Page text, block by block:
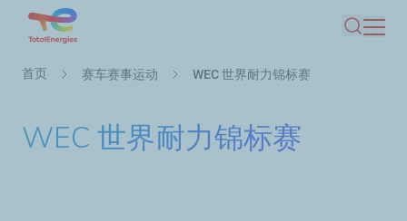
到
内
搜索
面
首页 赛车赛事运动 WEC 世界耐力锦标赛
WEC 世界耐力锦标赛